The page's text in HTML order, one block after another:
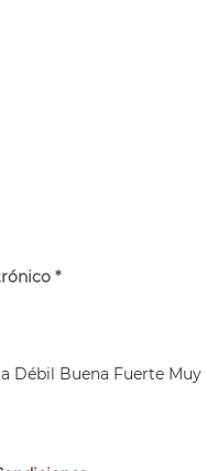
*
Débil Buena Fuerte Muy